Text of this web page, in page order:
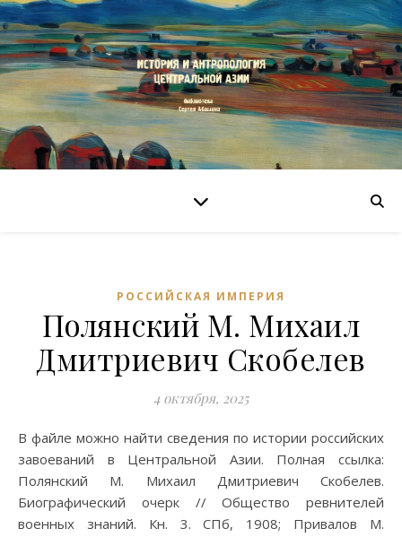
РОССИЙСКАЯ ИМПЕРИЯ
Полянский М. Михаил
Дмитриевич Скобелев
4 октября, 2025
В файле можно найти сведения по истории российских
завоеваний в Центральной Азии. Полная ссылка:
Полянский М. Михаил Дмитриевич Скобелев.
Биографический очерк // Общество ревнителей
военных знаний. Кн. 3. СПб, 1908; Привалов М.